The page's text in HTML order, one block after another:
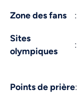
Zone des fans :
Sites
olympiques
:
Points de prière: